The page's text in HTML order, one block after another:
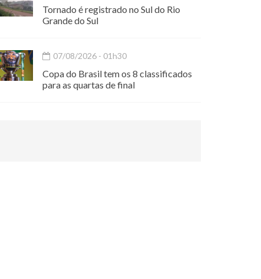
Tornado é registrado no Sul do Rio
Grande do Sul
07/08/2026 - 01h30
Copa do Brasil tem os 8 classificados
para as quartas de final